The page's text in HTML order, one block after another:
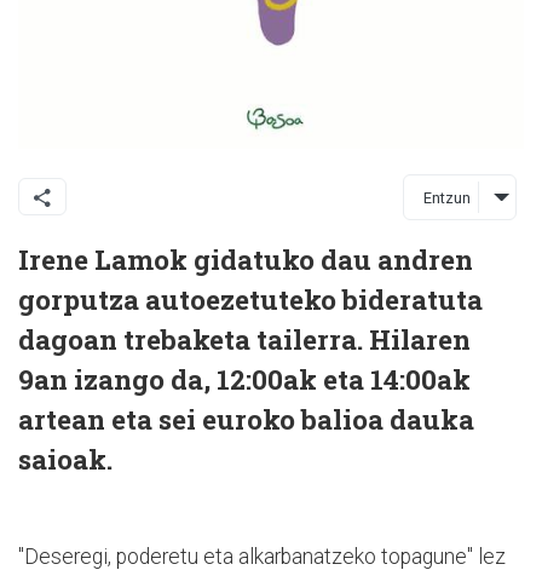
Entzun
Irene Lamok gidatuko dau andren
gorputza autoezetuteko bideratuta
dagoan trebaketa tailerra. Hilaren
9an izango da, 12:00ak eta 14:00ak
artean eta sei euroko balioa dauka
saioak.
"Deseregi, poderetu eta alkarbanatzeko topagune" lez